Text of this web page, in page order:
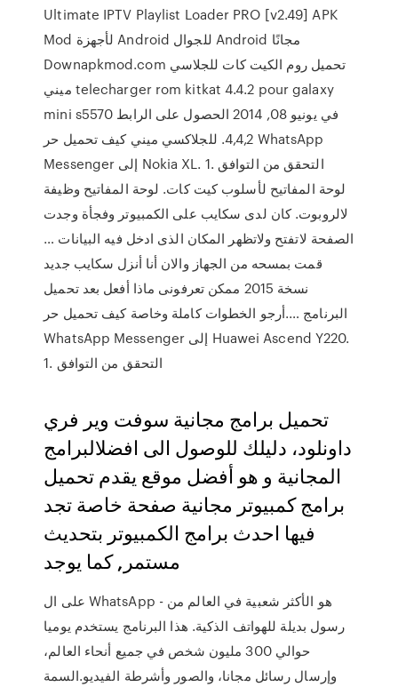
Ultimate IPTV Playlist Loader PRO [v2.49] APK
Mod لأجهزة Android للجوال Android مجانًا
Downapkmod.com تحميل روم الكيت كات للجلاسي
ميني telecharger rom kitkat 4.4.2 pour galaxy
mini s5570 في يونيو 08, 2014 الحصول على الرابط
4,4,2. للجلاكسي ميني كيف تحميل حر WhatsApp
Messenger إلى Nokia XL. 1. التحقق من التوافق
لوحة المفاتيح لأسلوب كيت كات. لوحة المفاتيح وظيفة
لالروبوت. كان لدى سكايب على الكمبيوتر وفجأة وجدت
الصفحة لاتفتح ولاتظهر المكان الذى ادخل فيه البيانات …
قمت بمسحه من الجهاز والان أنا أنزل سكايب جديد
نسخة 2015 ممكن تعرفونى ماذا أفعل بعد تحميل
البرنامج ….أرجو الخطوات كاملة وخاصة كيف تحميل حر
WhatsApp Messenger إلى Huawei Ascend Y220.
1. التحقق من التوافق
تحميل برامج مجانية سوفت وير فري
داونلود، دليلك للوصول الى افضلالبرامج
المجانية و هو أفضل موقع يقدم تحميل
برامج كمبيوتر مجانية صفحة خاصة تجد
فيها احدث برامج الكمبيوتر بتحديث
مستمر, كما يوجد
على ال WhatsApp - هو الأكثر شعبية في العالم من
رسول بديلة للهواتف الذكية. هذا البرنامج يستخدم يوميا
حوالي 300 مليون شخص في جميع أنحاء العالم،
وإرسال رسائل مجانا، والصور وأشرطة الفيديو.السمة